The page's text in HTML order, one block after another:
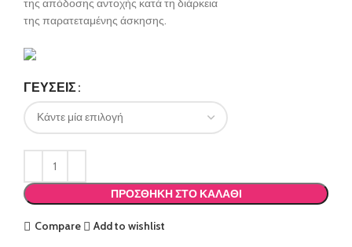
της παρατεταμένης άσκησης.
ΓΕΥΣΕΙΣ
ΠΡΟΣΘΉΚΗ ΣΤΟ ΚΑΛΆΘΙ
Compare Add to wishlist